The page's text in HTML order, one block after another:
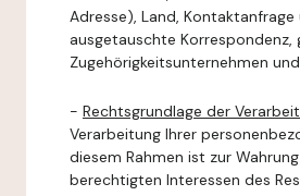
Adresse), Land, Kontaktanfrage
ausgetauschte Korrespondenz,
Zugehörigkeitsunternehmen
- Rechtsgrundlage der
Verarbeitung Ihrer
diesem Rahmen ist zur
berechtigten Interessen des